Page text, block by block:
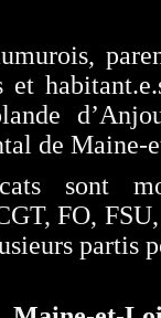
et
de Maine-
sont
FO,
partis